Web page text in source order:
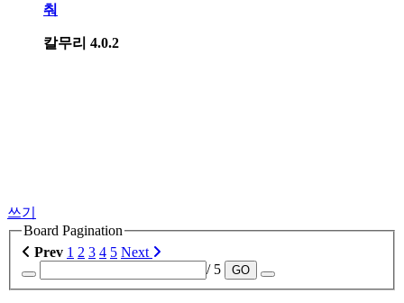
춰
칼무리 4.0.2
쓰기
Board Pagination
Prev 1 2 3 4 5 Next
/ 5
GO